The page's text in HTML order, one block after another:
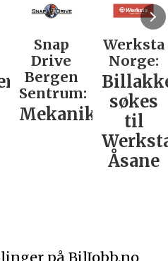
Snap
Drive
Bergen
Sentrum:
Mekaniker
Werksta
Norge:
søkes
til
Åsane
på BilJobb.no